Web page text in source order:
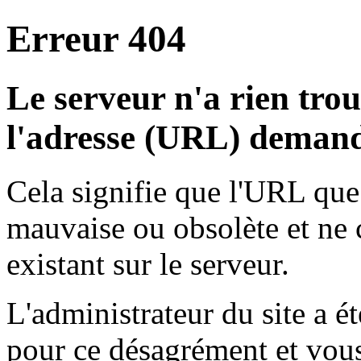
Erreur 404
Le serveur n'a rien
l'adresse (URL)
Cela signifie que l'URL
mauvaise ou obsolète et
existant sur le serveur.
L'administrateur du site a
pour ce désagrément et